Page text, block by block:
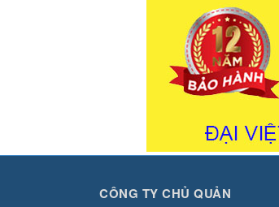
CÔNG TY CHỦ QUẢN